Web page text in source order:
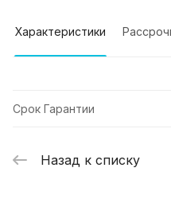
Характеристики
Срок Гарантии
Назад к списку